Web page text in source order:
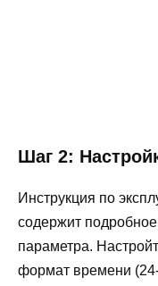
Шаг 2:
Инструкция по
содержит
параметра.
формат времени